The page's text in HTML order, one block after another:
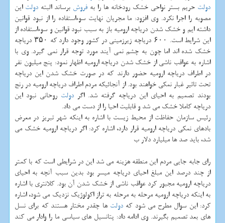
دولت حریم بستر نواحی خشك رودخانه ها را به فروش برساند البته دولت این
مصوبه را اجرا نكرد. وی افزود: ما مجریان نهایت سوءاستفاده را از نبود قوانین
داشته ایم و خشك شدن دریاچه ارومیه باز به سبب نبود قوانین و سوءاستفاده از
این شرایط است. ۶۰۰ دریاچه زیرزمینی در كشور وجود دارد كه ۳۵۰ دریاچه
خشك شده اند اما چون به چشم نمی آیند مورد توجه قرار نمی گیرد. وی با
اشاره به عواقب ناشی از خشك شدن دریاچه ارومیه اظهار نمود: پنج میلیون نفر
در اطراف دریاچه ارومیه حضور دارند كه در صورت خشك شدن این دریاچه
تحت تاثیر غبار نمكی خواهند بود. از آنجائیكه مردم اطراف دریاچه ارومیه در رنج
بودند تصمیم به احیای این دریاچه گرفته شد. اگر دولت روحانی نبود این
دریاچه كاملا خشك می شد و قابلیت احیا را از دست می داد.
رئیس سازمان حفاظت از محیط زیست با اشاره به اینكه شهر تبریز در معرض
بادهای نمكی دریاچه ارومیه قرار دارد، اشاره كرد: اگر دریاچه ارومیه خشك می
شد، باید صد ها میلیارد دلار ب
رای جابه جایی مردم این منطقه هزینه می شد این در شرایطی است كه با كمتر
از چند درصد این مبلغ احیای دریاچه میسر بود بدین سبب آنچه به احیای
دریاچه ارومیه مجبور كرد عواقب ناشی از خشك شدن آن بود. كلانتری با اشاره
به اینكه دریاچه ارومیه مرحله به مرحله به تراز اكولوژیك نزدیك می شود، اشاره
كرد: این سوال مطرح می شود كه دولت ها چقدر مختار هستند كه برای نسل
های بعد تصمیم بگیرند. وی ادامه داد: پتانسیل های سیاسی ما را وادار می كند